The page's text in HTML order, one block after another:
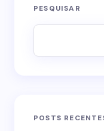
O seu endereço
PESQUISAR
POSTS